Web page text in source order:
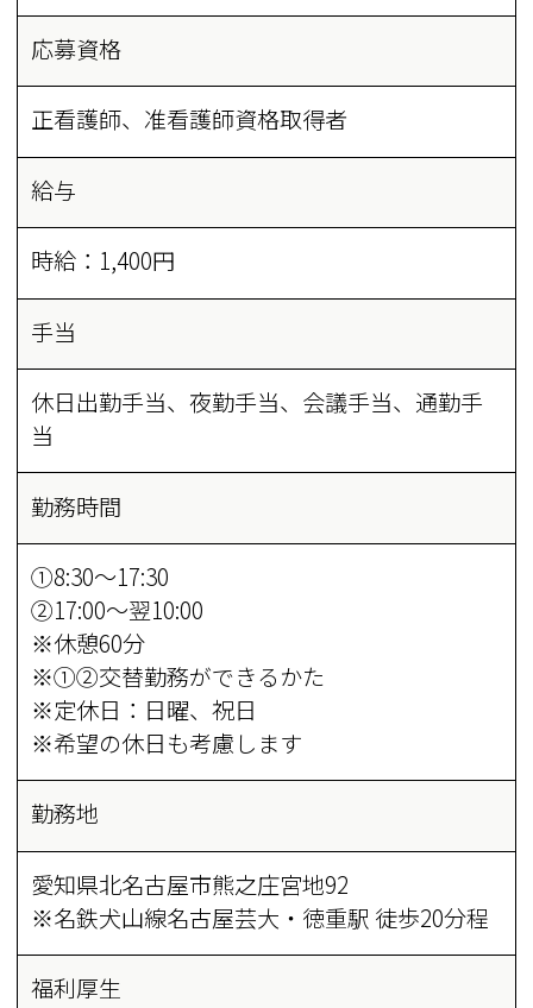
応募資格
正看護師、准看護師資格取得者
給与
時給：1,400円
手当
休日出勤手当、夜勤手当、会議手当、通勤手
当
勤務時間
①8:30～17:30
②17:00～翌10:00
※休憩60分
※①②交替勤務ができるかた
※定休日：日曜、祝日
※希望の休日も考慮します
勤務地
愛知県北名古屋市熊之庄宮地92
※名鉄犬山線名古屋芸大・徳重駅 徒歩20分程
福利厚生